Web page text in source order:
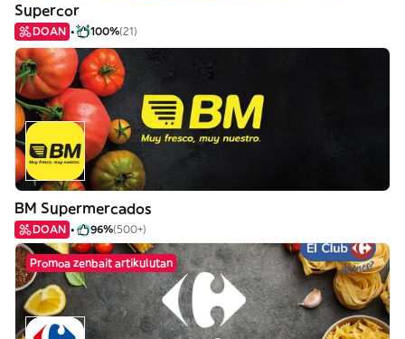
Supercor
DOAN 100%(21)
BM Supermercados
DOAN 96%(500+)
Promoa zenbait artikulutan